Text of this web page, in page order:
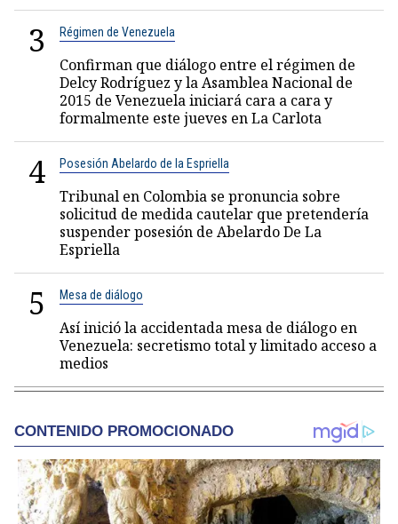
3 Régimen de Venezuela
Confirman que diálogo entre el régimen de
Delcy Rodríguez y la Asamblea Nacional de
2015 de Venezuela iniciará cara a cara y
formalmente este jueves en La Carlota
4 Posesión Abelardo de la Espriella
Tribunal en Colombia se pronuncia sobre
solicitud de medida cautelar que pretendería
suspender posesión de Abelardo De La
Espriella
5 Mesa de diálogo
Así inició la accidentada mesa de diálogo en
Venezuela: secretismo total y limitado acceso a
medios